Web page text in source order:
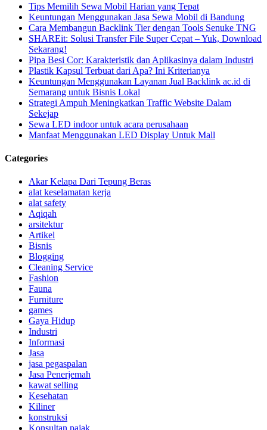
Tips Memilih Sewa Mobil Harian yang Tepat
Keuntungan Menggunakan Jasa Sewa Mobil di Bandung
Cara Membangun Backlink Tier dengan Tools Senuke TNG
SHAREit: Solusi Transfer File Super Cepat – Yuk, Download
Sekarang!
Pipa Besi Cor: Karakteristik dan Aplikasinya dalam Industri
Plastik Kapsul Terbuat dari Apa? Ini Kriterianya
Keuntungan Menggunakan Layanan Jual Backlink ac.id di
Semarang untuk Bisnis Lokal
Strategi Ampuh Meningkatkan Traffic Website Dalam
Sekejap
Sewa LED indoor untuk acara perusahaan
Manfaat Menggunakan LED Display Untuk Mall
Categories
Akar Kelapa Dari Tepung Beras
alat keselamatan kerja
alat safety
Aqiqah
arsitektur
Artikel
Bisnis
Blogging
Cleaning Service
Fashion
Fauna
Furniture
games
Gaya Hidup
Industri
Informasi
Jasa
jasa pegaspalan
Jasa Penerjemah
kawat selling
Kesehatan
Kiliner
konstruksi